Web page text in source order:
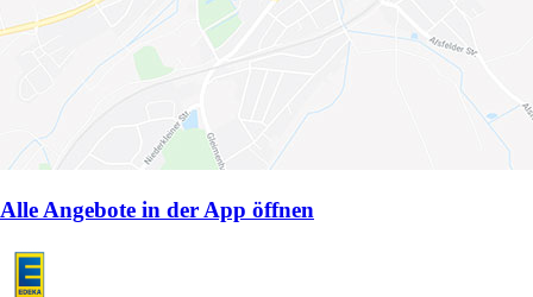
Alle Angebote in der App öffnen